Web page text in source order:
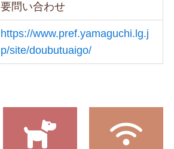
要問い合わせ
https://www.pref.yamaguchi.lg.j
p/site/doubutuaigo/